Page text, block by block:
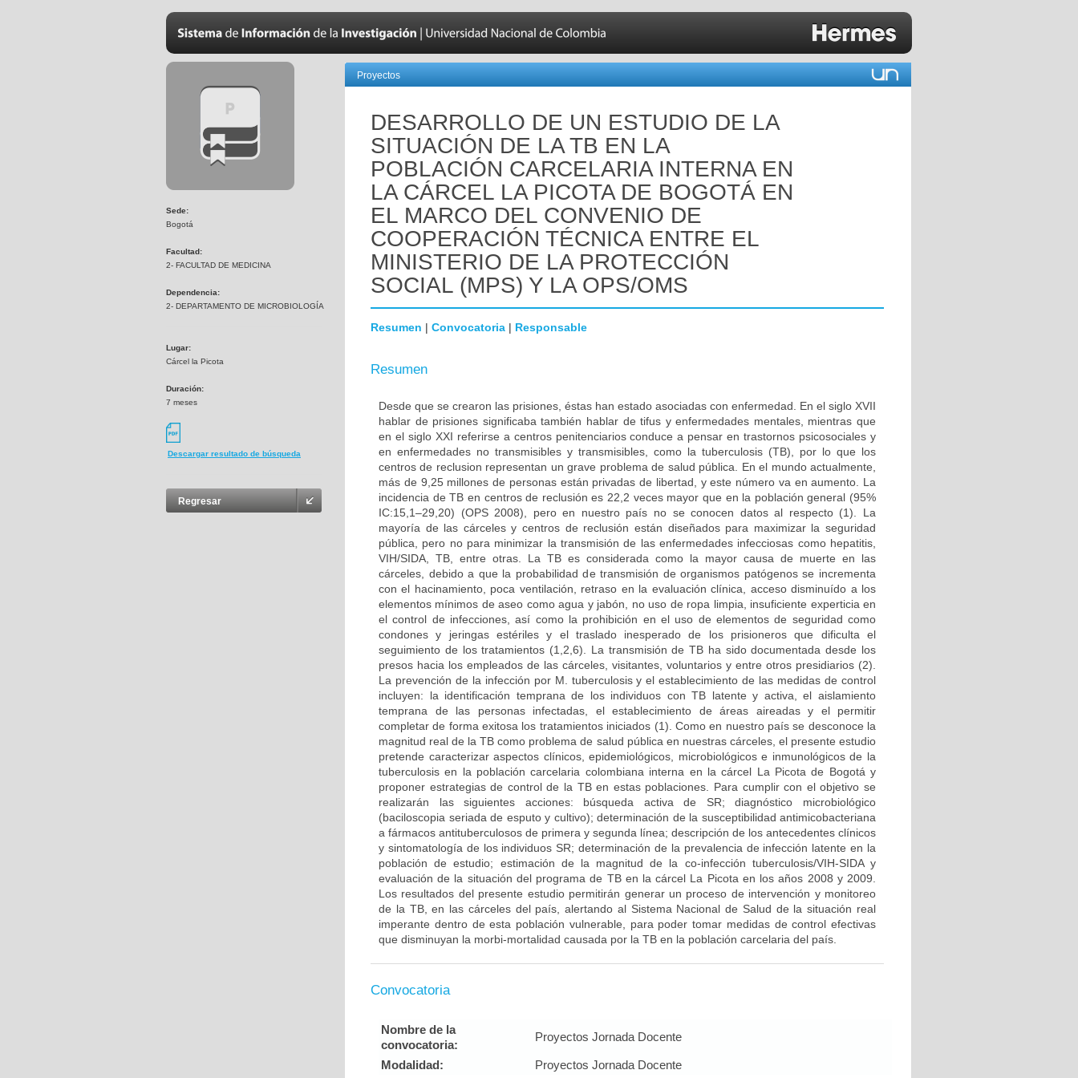
Sede:
Bogotá
Facultad:
2- FACULTAD DE MEDICINA
Dependencia:
2- DEPARTAMENTO DE MICROBIOLOGÍA
Lugar:
Cárcel la Picota
Duración:
7 meses
Descargar resultado de búsqueda
Regresar
Proyectos
DESARROLLO DE UN ESTUDIO DE LA
SITUACIÓN DE LA TB EN LA
POBLACIÓN CARCELARIA INTERNA EN
LA CÁRCEL LA PICOTA DE BOGOTÁ EN
EL MARCO DEL CONVENIO DE
COOPERACIÓN TÉCNICA ENTRE EL
MINISTERIO DE LA PROTECCIÓN
SOCIAL (MPS) Y LA OPS/OMS
Resumen | Convocatoria | Responsable
Resumen
Desde que se crearon las prisiones, éstas han estado asociadas con enfermedad. En el siglo XVII
hablar de prisiones significaba también hablar de tifus y enfermedades mentales, mientras que
en el siglo XXI referirse a centros penitenciarios conduce a pensar en trastornos psicosociales y
en enfermedades no transmisibles y transmisibles, como la tuberculosis (TB), por lo que los
centros de reclusion representan un grave problema de salud pública. En el mundo actualmente,
más de 9,25 millones de personas están privadas de libertad, y este número va en aumento. La
incidencia de TB en centros de reclusión es 22,2 veces mayor que en la población general (95%
IC:15,1–29,20) (OPS 2008), pero en nuestro país no se conocen datos al respecto (1). La
mayoría de las cárceles y centros de reclusión están diseñados para maximizar la seguridad
pública, pero no para minimizar la transmisión de las enfermedades infecciosas como hepatitis,
VIH/SIDA, TB, entre otras. La TB es considerada como la mayor causa de muerte en las
cárceles, debido a que la probabilidad de transmisión de organismos patógenos se incrementa
con el hacinamiento, poca ventilación, retraso en la evaluación clínica, acceso disminuído a los
elementos mínimos de aseo como agua y jabón, no uso de ropa limpia, insuficiente experticia en
el control de infecciones, así como la prohibición en el uso de elementos de seguridad como
condones y jeringas estériles y el traslado inesperado de los prisioneros que dificulta el
seguimiento de los tratamientos (1,2,6). La transmisión de TB ha sido documentada desde los
presos hacia los empleados de las cárceles, visitantes, voluntarios y entre otros presidiarios (2).
La prevención de la infección por M. tuberculosis y el establecimiento de las medidas de control
incluyen: la identificación temprana de los individuos con TB latente y activa, el aislamiento
temprana de las personas infectadas, el establecimiento de áreas aireadas y el permitir
completar de forma exitosa los tratamientos iniciados (1). Como en nuestro país se desconoce la
magnitud real de la TB como problema de salud pública en nuestras cárceles, el presente estudio
pretende caracterizar aspectos clínicos, epidemiológicos, microbiológicos e inmunológicos de la
tuberculosis en la población carcelaria colombiana interna en la cárcel La Picota de Bogotá y
proponer estrategias de control de la TB en estas poblaciones. Para cumplir con el objetivo se
realizarán las siguientes acciones: búsqueda activa de SR; diagnóstico microbiológico
(baciloscopia seriada de esputo y cultivo); determinación de la susceptibilidad antimicobacteriana
a fármacos antituberculosos de primera y segunda línea; descripción de los antecedentes clínicos
y sintomatología de los individuos SR; determinación de la prevalencia de infección latente en la
población de estudio; estimación de la magnitud de la co-infección tuberculosis/VIH-SIDA y
evaluación de la situación del programa de TB en la cárcel La Picota en los años 2008 y 2009.
Los resultados del presente estudio permitirán generar un proceso de intervención y monitoreo
de la TB, en las cárceles del país, alertando al Sistema Nacional de Salud de la situación real
imperante dentro de esta población vulnerable, para poder tomar medidas de control efectivas
que disminuyan la morbi-mortalidad causada por la TB en la población carcelaria del país.
Convocatoria
Nombre de la
convocatoria:
Proyectos Jornada Docente
Modalidad: Proyectos Jornada Docente